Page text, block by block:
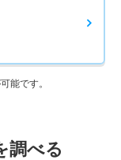
能です。
調べる